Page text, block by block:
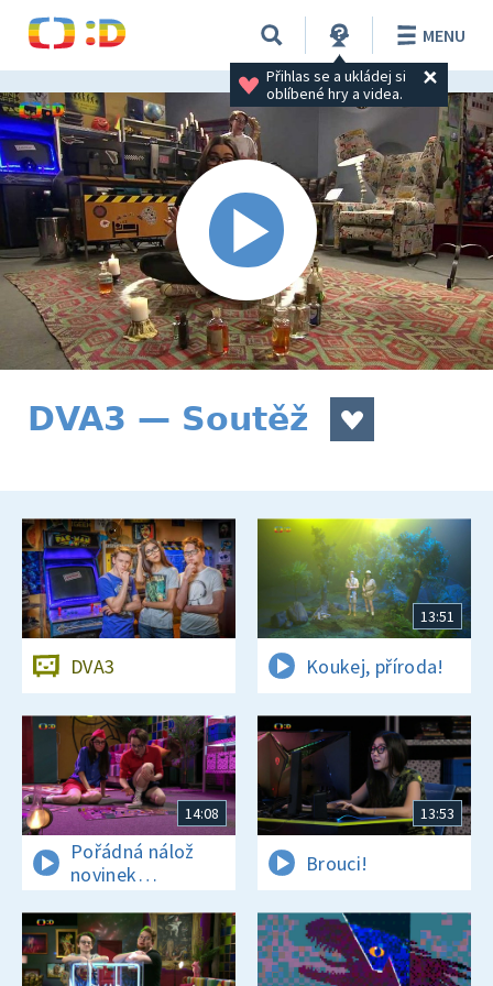
Přihlas se a ukládej si
oblíbené hry a videa.
MENU
DVA3 — Soutěž
DVA3
13:51
Koukej, příroda!
14:08
Pořádná nálož
novinek
a zajímavostí
13:53
Brouci!